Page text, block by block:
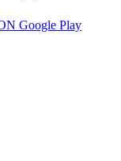
Google Play